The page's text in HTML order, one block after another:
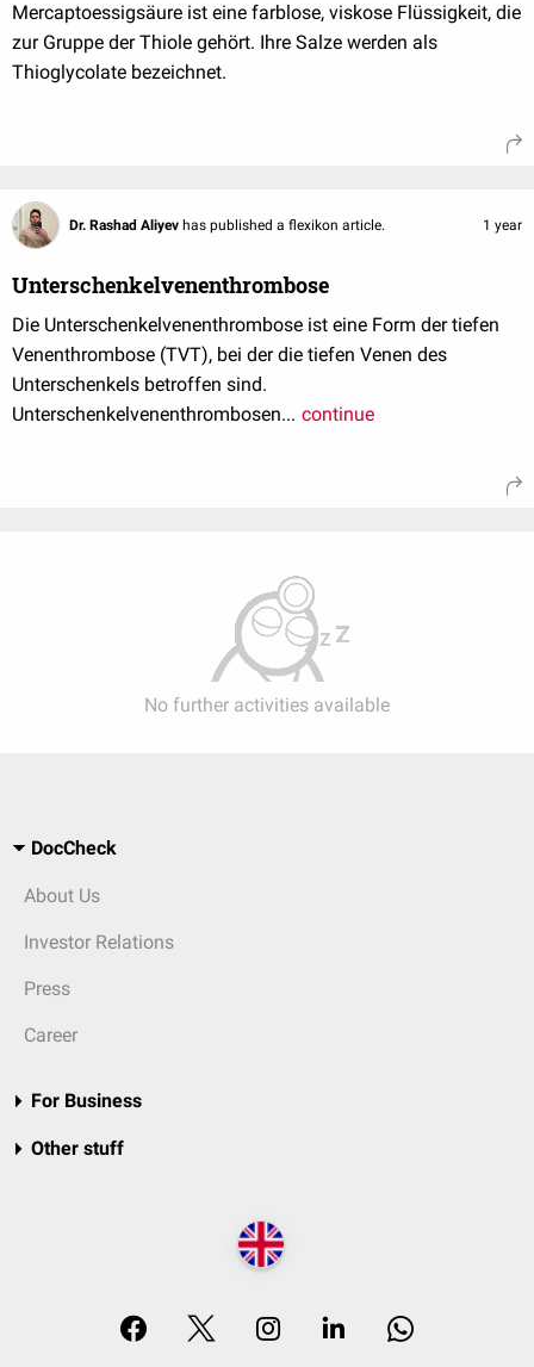
Mercaptoessigsäure ist eine farblose, viskose Flüssigkeit, die
zur Gruppe der Thiole gehört. Ihre Salze werden als
Thioglycolate bezeichnet.
Dr. Rashad Aliyev has published a flexikon article. 1 year
Unterschenkelvenenthrombose
Die Unterschenkelvenenthrombose ist eine Form der tiefen
Venenthrombose (TVT), bei der die tiefen Venen des
Unterschenkels betroffen sind.
Unterschenkelvenenthrombosen... continue
No further activities available
DocCheck
About Us
Investor Relations
Press
Career
For Business
Other stuff